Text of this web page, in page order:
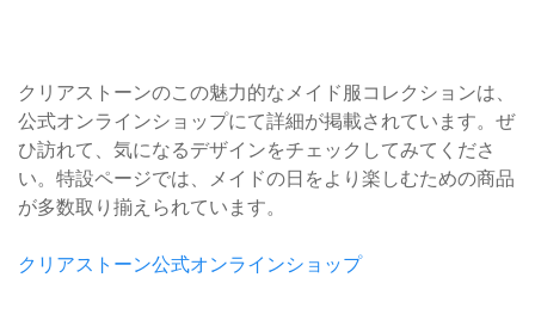
クリアストーンのこの魅力的なメイド服コレクションは、
公式オンラインショップにて詳細が掲載されています。ぜ
ひ訪れて、気になるデザインをチェックしてみてくださ
い。特設ページでは、メイドの日をより楽しむための商品
が多数取り揃えられています。
クリアストーン公式オンラインショップ